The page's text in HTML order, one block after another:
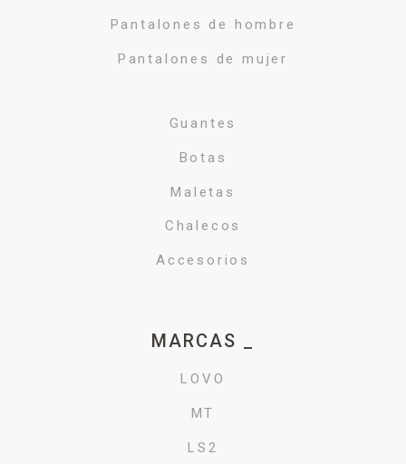
Pantalones de hombre
Pantalones de mujer
Guantes
Botas
Maletas
Chalecos
Accesorios
MARCAS _
LOVO
MT
LS2